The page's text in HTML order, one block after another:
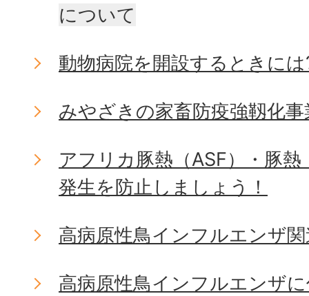
について
動物病院を開設するときには
みやざきの家畜防疫強靱化事
アフリカ豚熱（ASF）・豚
発生を防止しましょう！
高病原性鳥インフルエンザ
高病原性鳥インフルエンザ